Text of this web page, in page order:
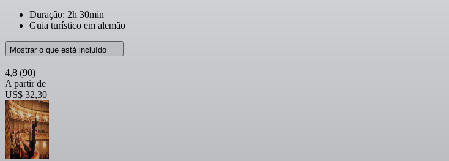
Duração: 2h 30min
Guia turístico em alemão
Mostrar o que está incluído
4,8 (90)
A partir de
US$ 32,30